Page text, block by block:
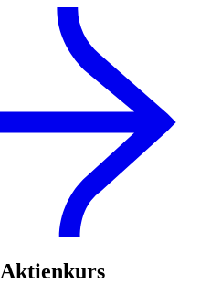
Aktienkurs